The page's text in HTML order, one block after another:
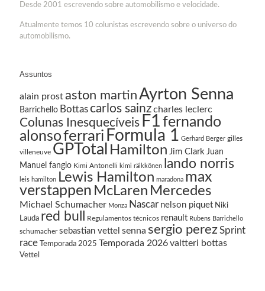
Desde 2001 escrevendo sobre automobilismo e velocidade.
Atualmente temos 10 colunistas escrevendo sobre o universo do
automobilismo.
Assuntos
alain prostaston martinAyrton Senna
Barrichello Bottas carlos sainzcharles leclerc
Colunas Inesquecíveis F1 fernando
alonsoferrari Formula 1 Gerhard Berger gilles
villeneuve GPTotal Hamilton Jim Clark Juan
Manuel fangio Kimi Antonelli kimi räikkönen lando norris
leis hamilton Lewis Hamilton maradona max
verstappen McLaren Mercedes
Michael Schumacher Monza Nascar nelson piquet Niki
Lauda red bull Regulamentos técnicos renault Rubens Barrichello
schumacher sebastian vettel senna sergio perezSprint
race Temporada 2025 Temporada 2026valtteri bottas
Vettel